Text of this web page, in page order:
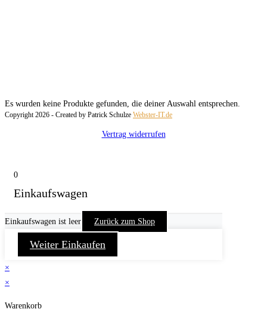
Es wurden keine Produkte gefunden, die deiner Auswahl entsprechen.
Copyright 2026 - Created by Patrick Schulze Webster-IT.de
Vertrag widerrufen
0
Einkaufswagen
Einkaufswagen ist leer Zurück zum Shop
Weiter Einkaufen
×
×
Warenkorb